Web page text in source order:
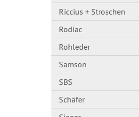
Riccius + Stroschen
Rodiac
Rohleder
Samson
SBS
Schäfer